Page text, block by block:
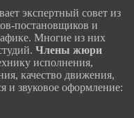
экспертный совет из
постановщиков и
Многие из них
Члены жюри
исполнения,
качество движения,
и звуковое оформление: